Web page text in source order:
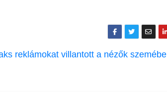
reklámokat villantott a nézők szemébe